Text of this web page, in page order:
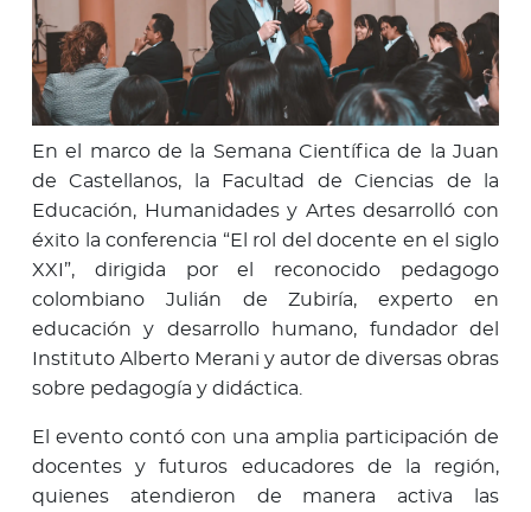
En el marco de la Semana Científica de la Juan
de Castellanos, la Facultad de Ciencias de la
Educación, Humanidades y Artes desarrolló con
éxito la conferencia “El rol del docente en el siglo
XXI”, dirigida por el reconocido pedagogo
colombiano Julián de Zubiría, experto en
educación y desarrollo humano, fundador del
Instituto Alberto Merani y autor de diversas obras
sobre pedagogía y didáctica.
El evento contó con una amplia participación de
docentes y futuros educadores de la región,
quienes atendieron de manera activa las